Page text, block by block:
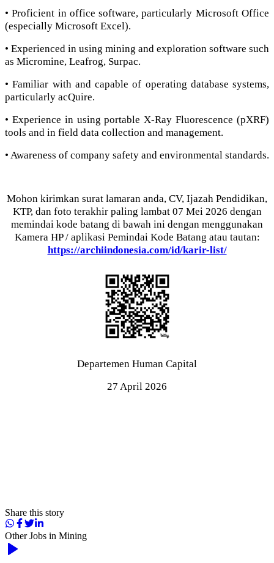
• Proficient in office software, particularly Microsoft Office
(especially Microsoft Excel).
• Experienced in using mining and exploration software such
as Micromine, Leafrog, Surpac.
• Familiar with and capable of operating database systems,
particularly acQuire.
• Experience in using portable X-Ray Fluorescence (pXRF)
tools and in field data collection and management.
• Awareness of company safety and environmental standards.
Mohon kirimkan surat lamaran anda, CV, Ijazah Pendidikan,
KTP, dan foto terakhir paling lambat 07 Mei 2026 dengan
memindai kode batang di bawah ini dengan menggunakan
Kamera HP / aplikasi Pemindai Kode Batang atau tautan:
https://archiindonesia.com/id/karir-list/
Departemen Human Capital
27 April 2026
Share this story
Other Jobs in Mining